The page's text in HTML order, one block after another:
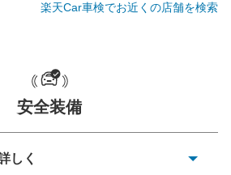
楽天Car車検でお近くの店舗を検索
安全装備
しく